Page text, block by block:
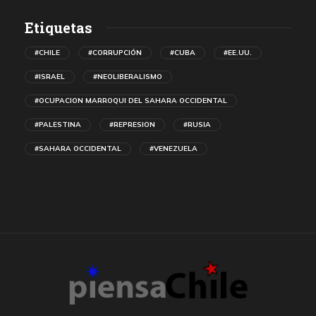
Etiquetas
#CHILE #CORRUPCIÓN #CUBA #EE.UU.
#ISRAEL #NEOLIBERALISMO
#OCUPACION MARROQUI DEL SAHARA OCCIDENTAL
#PALESTINA #REPRESION #RUSIA
#SAHARA OCCIDENTAL #VENEZUELA